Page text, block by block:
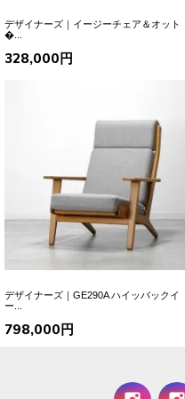
デザイナーズ｜イージーチェア＆オット
�...
328,000円
デザイナーズ｜GE290A ハイッバックイ
ー...
798,000円